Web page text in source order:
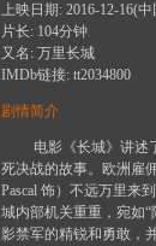
上映日期: 2016-12-16(
片长: 104分钟
又名: 万里长城
IMDb链接: tt2034800
剧情简介
电影《长城》讲述了
死决战的故事。欧洲雇
Pascal 饰）不远万里来
城内部机关重重，宛如
影禁军的精锐和勇敢，